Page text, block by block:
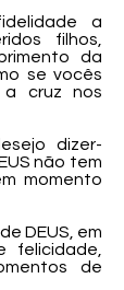
a
filhos,
da
se vocês
a cruz nos
dizer-
não tem
momento
DEUS, em
felicidade,
de